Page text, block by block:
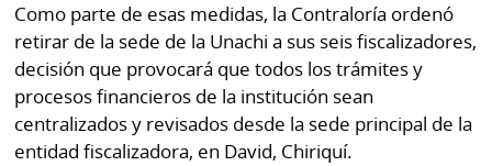
Como parte de esas medidas, la Contraloría ordenó
retirar de la sede de la Unachi a sus seis fiscalizadores,
decisión que provocará que todos los trámites y
procesos financieros de la institución sean
centralizados y revisados desde la sede principal de la
entidad fiscalizadora, en David, Chiriquí.